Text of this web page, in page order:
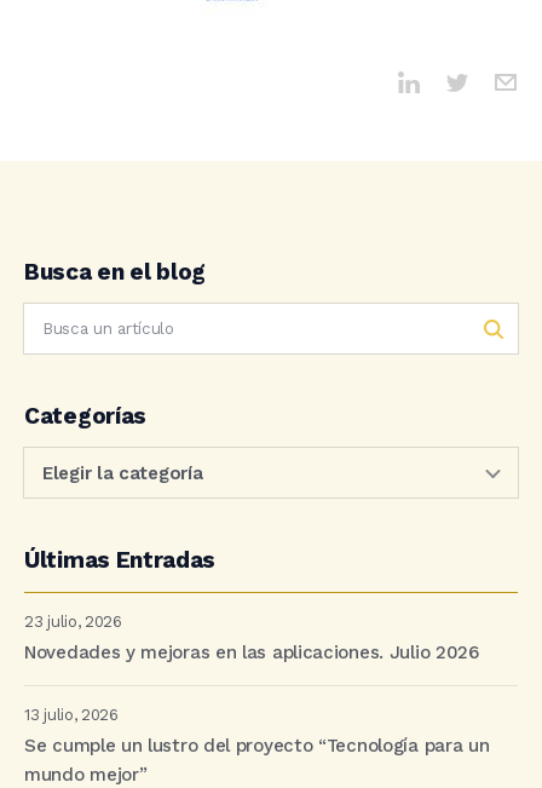
Busca en el blog
Categorías
Últimas Entradas
23 julio, 2026
Novedades y mejoras en las aplicaciones. Julio 2026
13 julio, 2026
Se cumple un lustro del proyecto “Tecnología para un
mundo mejor”